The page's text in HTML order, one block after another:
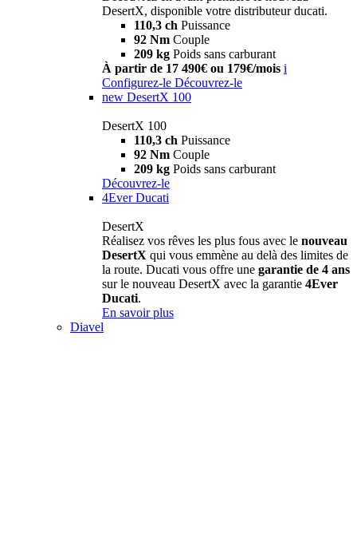
DesertX, disponible votre distributeur ducati.
110,3 ch Puissance
92 Nm Couple
209 kg Poids sans carburant
À partir de 17 490€ ou 179€/mois i
Configurez-le Découvrez-le
new DesertX 100
DesertX 100
110,3 ch Puissance
92 Nm Couple
209 kg Poids sans carburant
Découvrez-le
4Ever Ducati
DesertX
Réalisez vos rêves les plus fous avec le nouveau
DesertX qui vous emmène au delà des limites de
la route. Ducati vous offre une garantie de 4 ans
sur le nouveau DesertX avec la garantie 4Ever
Ducati.
En savoir plus
Diavel